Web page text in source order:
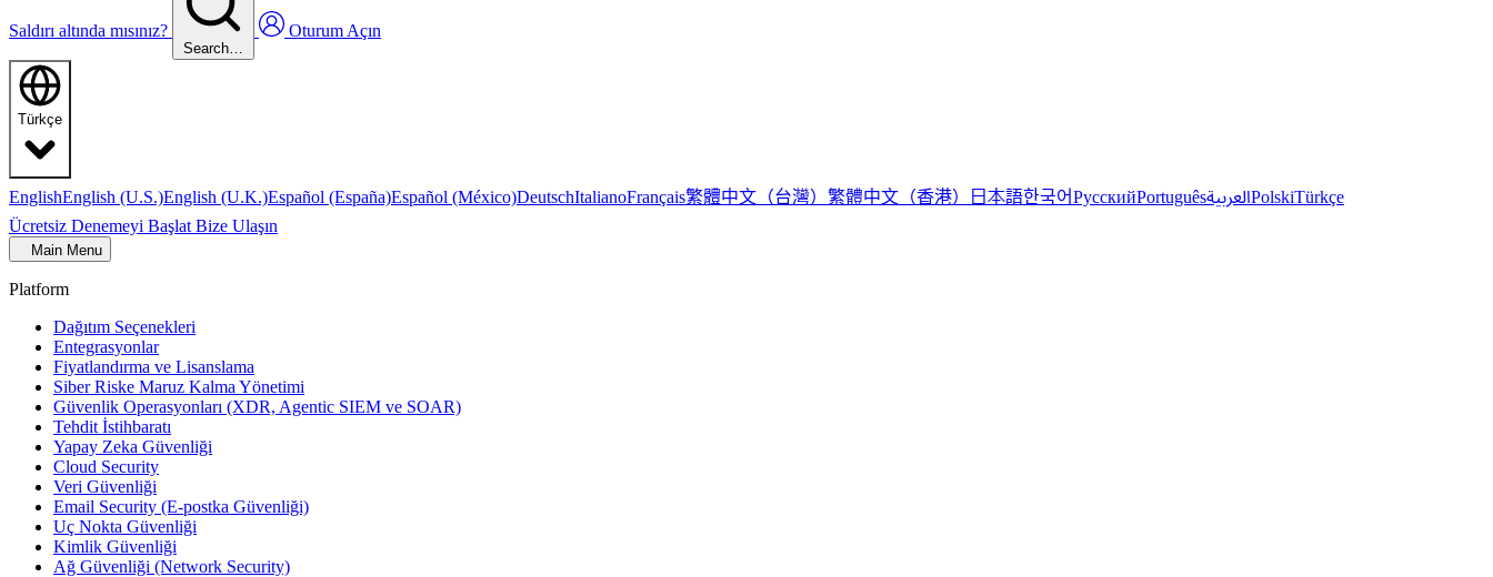
Saldırı altında mısınız?
Search…
Oturum Açın
Türkçe
EnglishEnglish (U.S.)English (U.K.)Español (España)Español (México)DeutschItalianoFrançais繁體中文（台灣） 繁體中文（香港） 日本語한국어РусскийPortuguêsالعربيةPolskiTürkçe
Ücretsiz Denemeyi Başlat Bize Ulaşın
Main Menu
Platform
Dağıtım Seçenekleri
Entegrasyonlar
Fiyatlandırma ve Lisanslama
Siber Riske Maruz Kalma Yönetimi
Güvenlik Operasyonları (XDR, Agentic SIEM ve SOAR)
Tehdit İstihbaratı
Yapay Zeka Güvenliği
Cloud Security
Veri Güvenliği
Email Security (E-postka Güvenliği)
Uç Nokta Güvenliği
Kimlik Güvenliği
Ağ Güvenliği (Network Security)